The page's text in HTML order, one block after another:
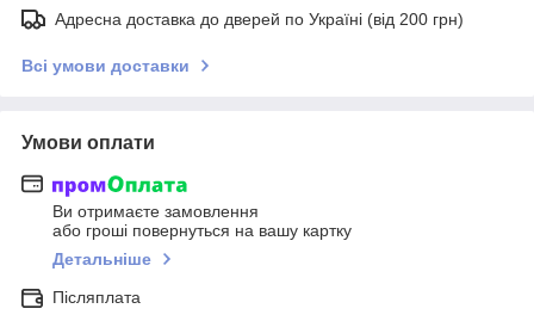
Адресна доставка до дверей по Україні (від 200 грн)
Всі умови доставки
Умови оплати
Ви отримаєте замовлення
або гроші повернуться на вашу картку
Детальніше
Післяплата